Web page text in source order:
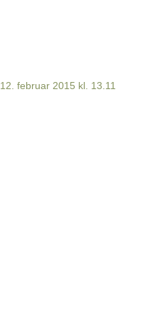
12. februar 2015 kl. 13.11